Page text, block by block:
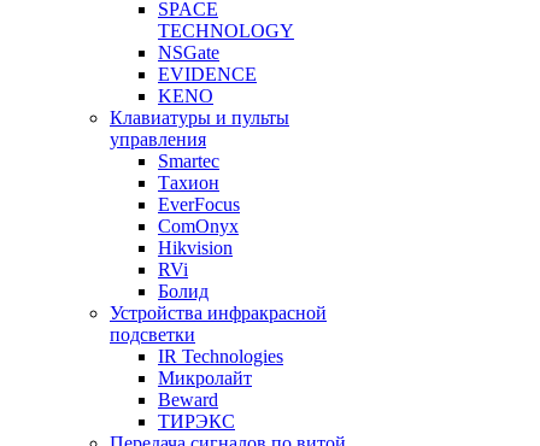
SPACE
TECHNOLOGY
NSGate
EVIDENCE
KENO
Клавиатуры и пульты
управления
Smartec
Тахион
EverFocus
ComOnyx
Hikvision
RVi
Болид
Устройства инфракрасной
подсветки
IR Technologies
Микролайт
Beward
ТИРЭКС